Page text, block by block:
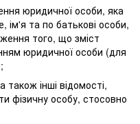
юридичної особи, яка
ім'я та по батькові особи,
того, що зміст
юридичної особи (для
також інші відомості,
фізичну особу, стосовно